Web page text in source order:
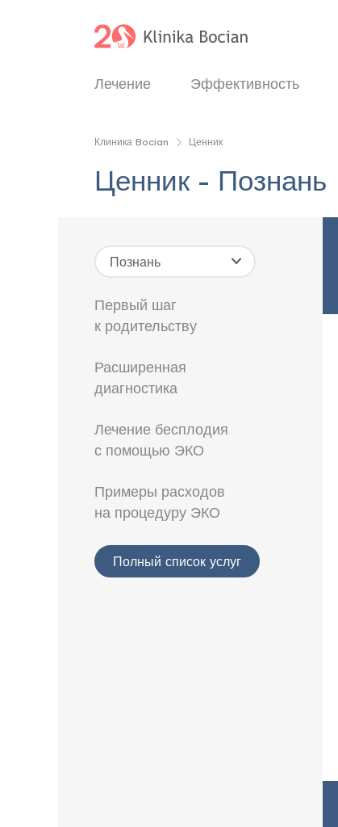
Лечение Эффективность
Клиника Bocian Ценник
Ценник - Познань
Познань
Первый шаг
к родительству
Расширенная
диагностика
Лечение бесплодия
с помощью ЭКО
Примеры расходов
на процедуру ЭКО
Полный список услуг